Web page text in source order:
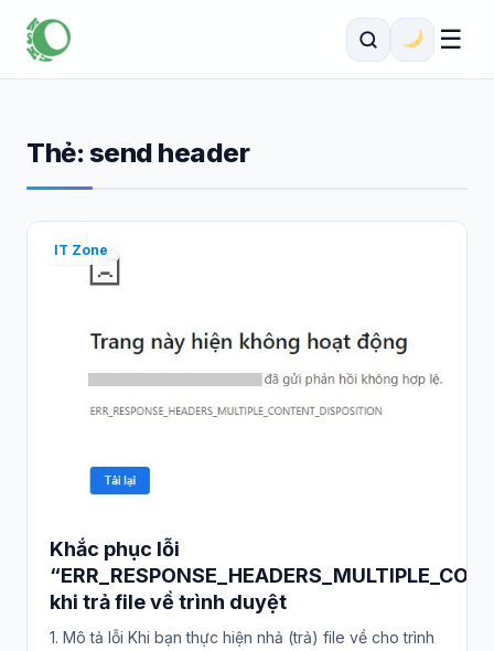
☰
Thẻ: send header
IT Zone
Khắc phục lỗi
khi trả file về trình duyệt
1. Mô tả lỗi Khi bạn thực hiện nhả (trả) file về cho trình